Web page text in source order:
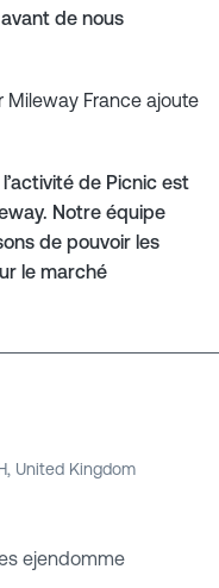
de nous
Mileway France ajoute
de Picnic est
Notre équipe
de pouvoir les
le marché
United Kingdom
ejendomme